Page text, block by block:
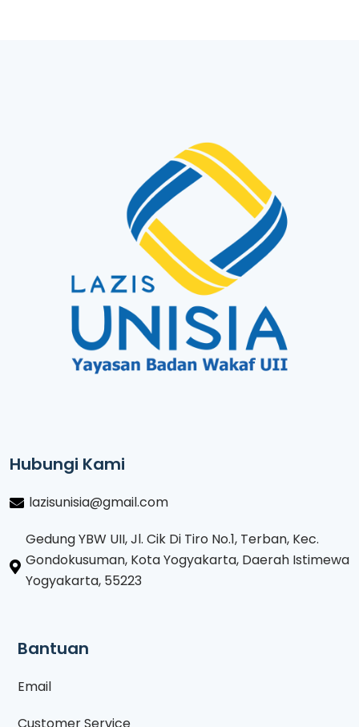
Hubungi Kami
lazisunisia@gmail.com
Gedung YBW UII, Jl. Cik Di Tiro No.1, Terban, Kec.
Gondokusuman, Kota Yogyakarta, Daerah Istimewa
Yogyakarta, 55223
Bantuan
Email